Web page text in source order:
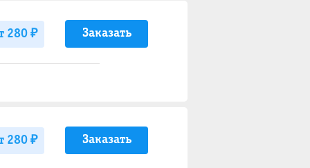
280 ₽ Заказать
280 ₽ Заказать